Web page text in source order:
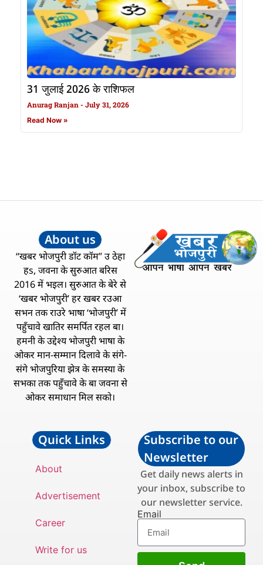
31 जुलाई 2026 के राशिफल
Anurag Ranjan July 31, 2026
Read Now »
About us
“खबर भोजपुरी डॉट कॉम” उ ठेहा
हs, जवना के सुरुआत बरिस
2016 में भइल। सुरुआत के बेरे से
‘खबर भोजपुरी’ हर खबर रउआ
सभन तक राउरे भाषा ‘भोजपुरी’ में
पहुँचावे खातिर समर्पित रहल बा।
हमनी के उद्देश्य भोजपुरी भाषा के
ओकर मान-सम्मान दिलावे के संगे-
संगे भोजपुरिया झेत्र के समस्या के
सभका तक पहुँचावे के बा जवना से
ओकर समाधान मिल सको।
Quick Links
About
Advertisement
Career
Write for us
Subscribe to our
Newsletter
Get daily news alerts in
your inbox, subscribe to
our newsletter service.
Email